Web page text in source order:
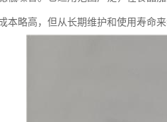
本略高，但从长期维护和使用寿命